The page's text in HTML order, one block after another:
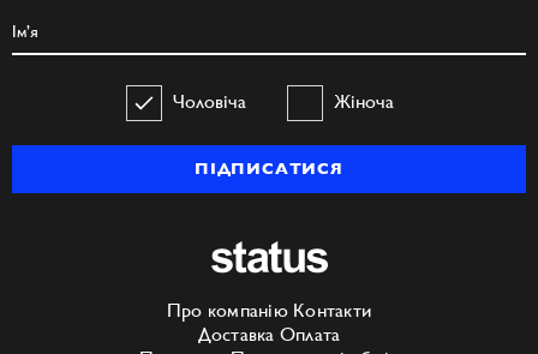
Чоловіча Жіноча
ПІДПИСАТИСЯ
Про компанію Контакти
Доставка Оплата